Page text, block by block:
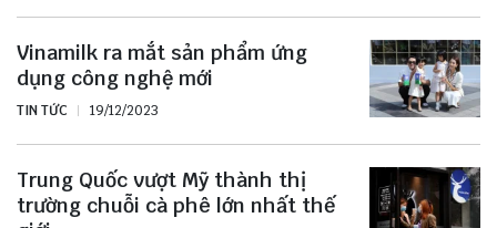
Vinamilk ra mắt sản phẩm ứng
dụng công nghệ mới
TIN TỨC 19/12/2023
Trung Quốc vượt Mỹ thành thị
trường chuỗi cà phê lớn nhất thế